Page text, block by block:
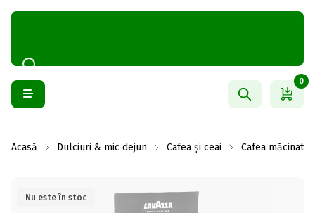
0
Acasă Dulciuri & mic dejun Cafea și ceai Cafea măcinată
Nu este în stoc